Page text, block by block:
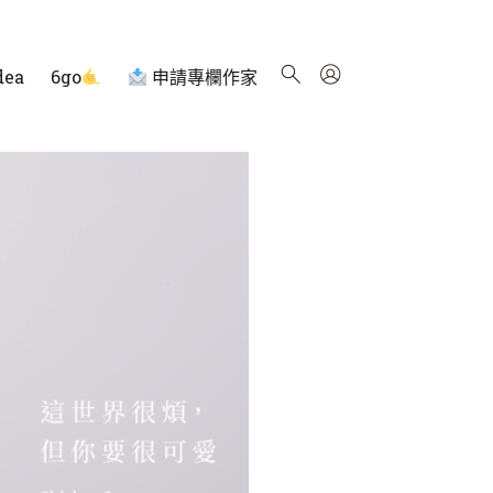
6go 申請專欄作家